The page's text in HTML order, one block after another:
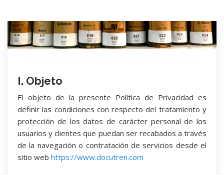
I. Objeto
El objeto de la presente Política de Privacidad es
definir las condiciones con respecto del tratamiento y
protección de los datos de carácter personal de los
usuarios y clientes que puedan ser recabados a través
de la navegación o contratación de servicios desde el
sitio web https://www.docutren.com